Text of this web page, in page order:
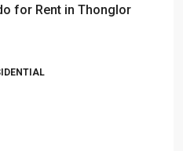
for Rent in Thonglor